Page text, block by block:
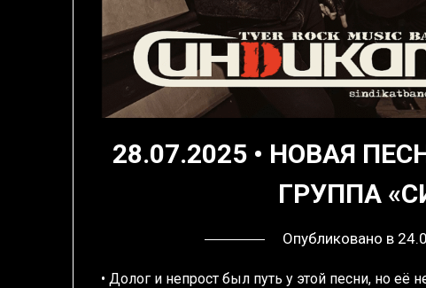
28.07.2025 • НОВАЯ
ГРУППА
Опубликовано в
• Долог и непрост был путь у этой песни, но её